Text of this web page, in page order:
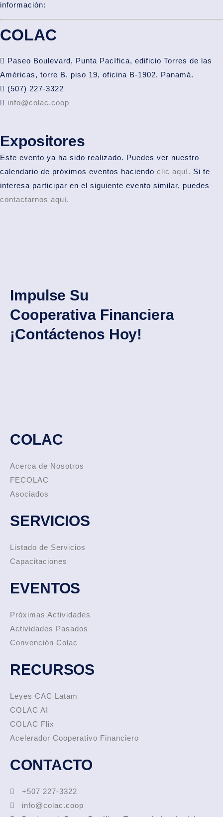
información:
COLAC
Paseo Boulevard, Punta Pacífica, edificio Torres de las
Américas, torre B, piso 19, oficina B-1902, Panamá.
(507) 227-3322
info@colac.coop
Expositores
Este evento ya ha sido realizado. Puedes ver nuestro
calendario de próximos eventos haciendo clic aquí. Si te
interesa participar en el siguiente evento similar, puedes
contactarnos aquí.
Impulse Su
Cooperativa Financiera
¡Contáctenos Hoy!
COLAC
Acerca de Nosotros
FECOLAC
Asociados
SERVICIOS
Listado de Servicios
Capacitaciones
EVENTOS
Próximas Actividades
Actividades Pasados
Convención Colac
RECURSOS
Leyes CAC Latam
COLAC AI
COLAC Flix
Acelerador Cooperativo Financiero
CONTACTO
+507 227-3322
info@colac.coop